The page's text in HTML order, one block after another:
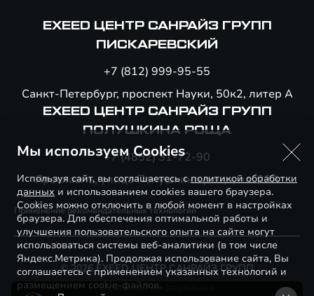
EXEED ЦЕНТР САНРАЙЗ ГРУПП
ПИСКАРЕВСКИЙ
+7 (812) 999-95-55
Санкт-Петербург, проспект Науки, 50к2, литер А
EXEED ЦЕНТР САНРАЙЗ ГРУПП
ПОЛУШКИНА РОЩА
+7 (4852) 31-72-90
Ярославль, улица Полушкина роща, вл. 23А
Применение рекомендательных технологий
© 2026 EXEED ЦЕНТР САНРАЙЗ ГРУПП
Правовая информация
Мы используем Cookies
Используя сайт, вы соглашаетесь сполитикой обработки
данных и использованием cookies вашего браузера.
Cookies можно отключить в любой момент в настройках
браузера. Для обеспечения оптимальной работы и
улучшения пользовательского опыта на сайте могут
использоваться системы веб-аналитики (в том числе
Яндекс.Метрика). Продолжая использование сайта, Вы
соглашаетесь с применением указанных технологий и
размещением cookie-файлов.